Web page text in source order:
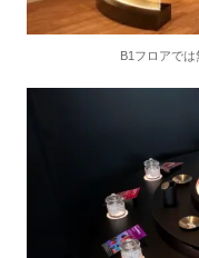
B1フロアでは